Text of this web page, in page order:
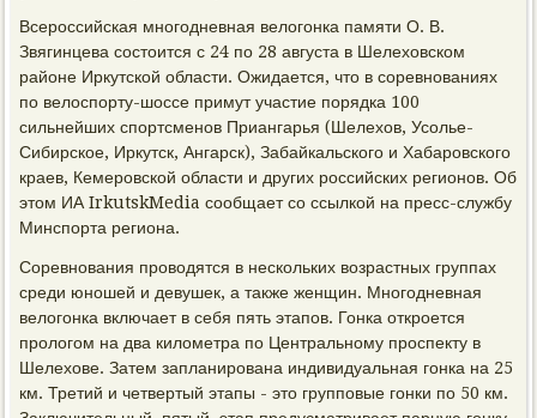
Всероссийская многодневная велогонка памяти О. В.
Звягинцева состоится с 24 по 28 августа в Шелеховском
районе Иркутской области. Ожидается, что в соревнованиях
по велоспорту-шоссе примут участие порядка 100
сильнейших спортсменов Приангарья (Шелехов, Усолье-
Сибирское, Иркутск, Ангарск), Забайкальского и Хабаровского
краев, Кемеровской области и других российских регионов. Об
этом ИА IrkutskMedia сообщает со ссылкой на пресс-службу
Минспорта региона.
Соревнования проводятся в нескольких возрастных группах
среди юношей и девушек, а также женщин. Многодневная
велогонка включает в себя пять этапов. Гонка откроется
прологом на два километра по Центральному проспекту в
Шелехове. Затем запланирована индивидуальная гонка на 25
км. Третий и четвертый этапы - это групповые гонки по 50 км.